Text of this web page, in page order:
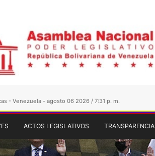
- Venezuela - agosto 06 2026 / 7:31 p. m.
ACTOS LEGISLATIVOS TRANSPARENCIA